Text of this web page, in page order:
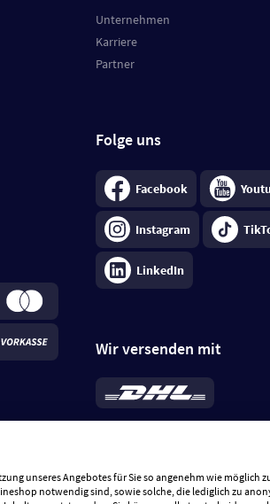
Unternehmen
Karriere
Partner
Folge uns
Facebook
Instagram
LinkedIn
Wir versenden mit
*Standard 6,95 €; bei Kühlware
je Bestellung, insgesamt 7,94 €.
unseres Angebotes für Sie so angenehm wie möglich
notwendig sind, sowie solche, die lediglich zu